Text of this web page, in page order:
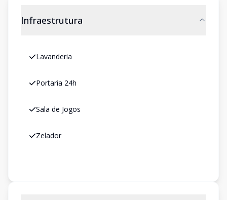
Infraestrutura
Lavanderia
Portaria 24h
Sala de Jogos
Zelador